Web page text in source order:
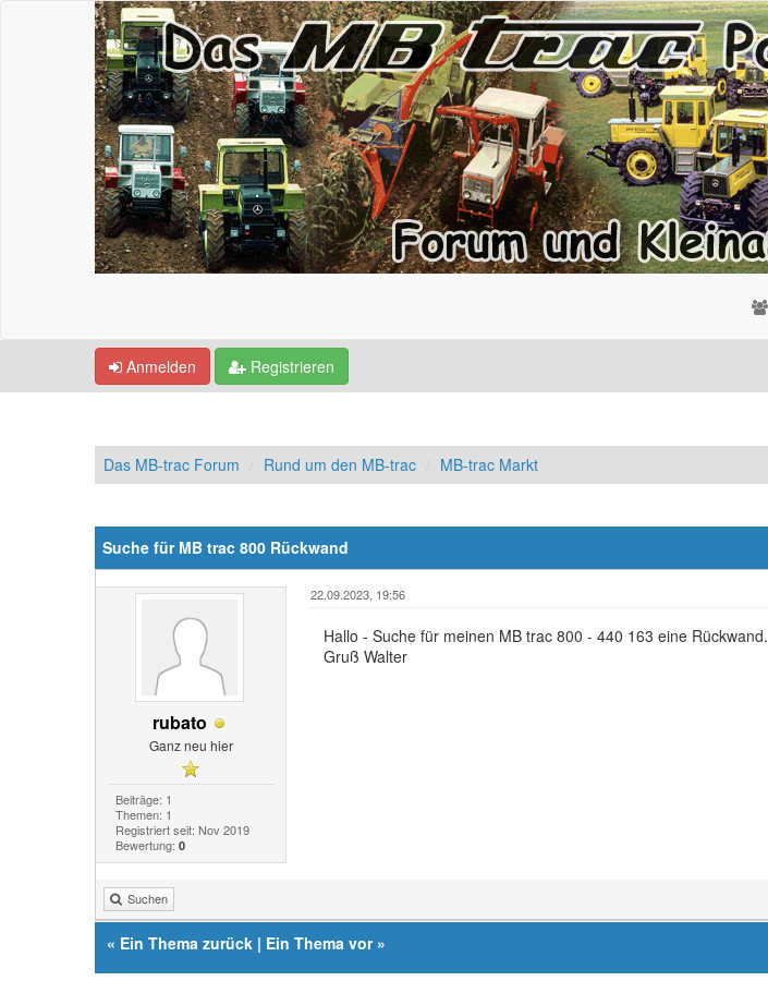
Anmelden Registrieren
Das MB-trac Forum Rund um den MB-trac MB-trac Markt
Suche für MB trac 800 Rückwand
rubato
Ganz neu hier
Beiträge: 1
Themen: 1
Registriert seit: Nov 2019
Bewertung: 0
22.09.2023, 19:56
Hallo - Suche für meinen MB trac 800 - 440 163 eine Rückwand.
Gruß Walter
Suchen
« Ein Thema zurück | Ein Thema vor»